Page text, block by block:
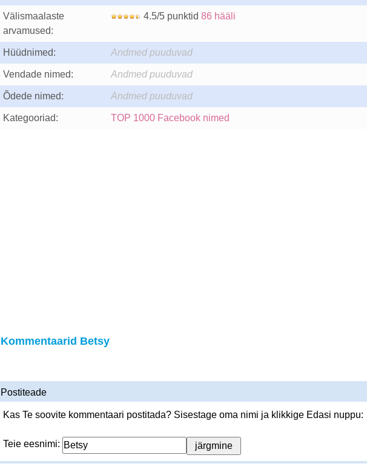
Välismaalaste
arvamused:
4.5/5 punktid 86 hääli
Hüüdnimed: Andmed puuduvad
Vendade nimed: Andmed puuduvad
Õdede nimed: Andmed puuduvad
Kategooriad: TOP 1000 Facebook nimed
Kommentaarid Betsy
Postiteade
Kas Te soovite kommentaari postitada? Sisestage oma nimi ja klikkige Edasi nuppu:
Teie eesnimi: